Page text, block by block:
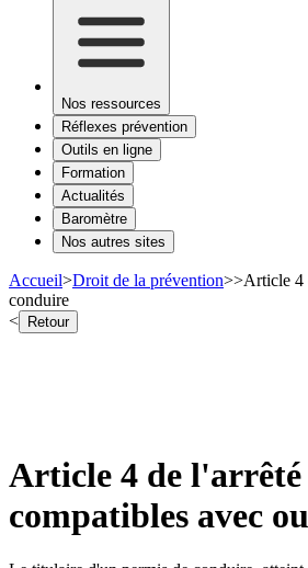
Nos ressources
Réflexes prévention
Outils en ligne
Formation
Actualités
Baromètre
Nos autres sites
Accueil>Droit de la prévention>>Article 4
conduire
< Retour
Article 4 de l'arrêté
compatibles avec